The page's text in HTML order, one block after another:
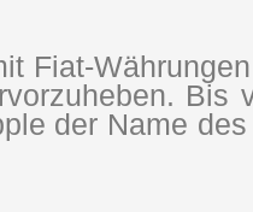
Fiat-
Bis
der Name